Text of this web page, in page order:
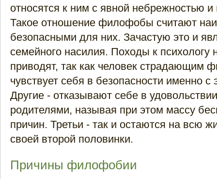
относятся к ним с явной небрежностью
Такое отношение филофобы считают
безопасными для них. Зачастую это и
семейного насилия. Походы к психологу
приводят, так как человек страдающим
чувствует себя в безопасности именно с
Другие - отказывают себе в
родителями, называя при этом массу
причин. Третьи - так и остаются на всю
своей второй половинки.
Причины филофобии